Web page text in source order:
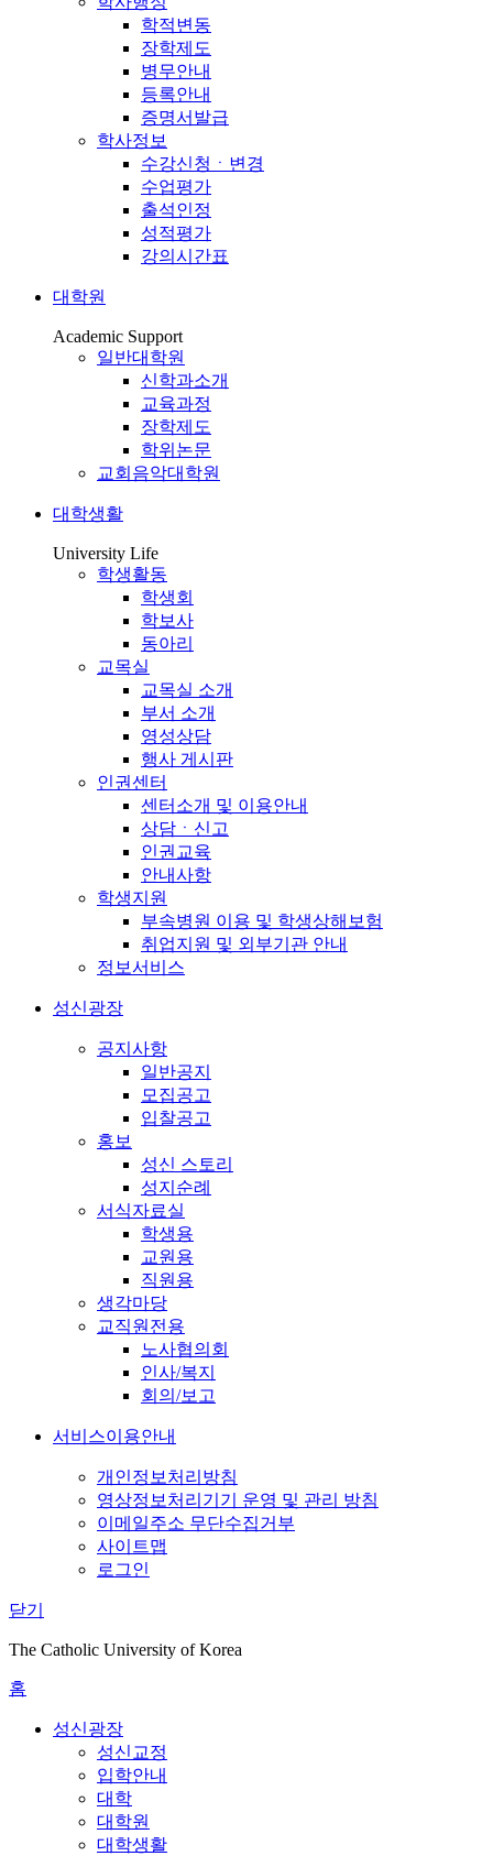
학적변동
장학제도
병무안내
등록안내
증명서발급
학사정보
수강신청ㆍ변경
수업평가
출석인정
성적평가
강의시간표
대학원
Academic Support
일반대학원
신학과소개
교육과정
장학제도
학위논문
교회음악대학원
대학생활
University Life
학생활동
학생회
학보사
동아리
교목실
교목실 소개
부서 소개
영성상담
행사 게시판
인권센터
센터소개 및 이용안내
상담ㆍ신고
인권교육
안내사항
학생지원
부속병원 이용 및 학생상해보험
취업지원 및 외부기관 안내
정보서비스
성신광장
공지사항
일반공지
모집공고
입찰공고
홍보
성신 스토리
성지순례
서식자료실
학생용
교원용
직원용
생각마당
교직원전용
노사협의회
인사/복지
회의/보고
서비스이용안내
개인정보처리방침
영상정보처리기기 운영 및 관리 방침
이메일주소 무단수집거부
사이트맵
로그인
닫기
The Catholic University of Korea
홈
성신광장
성신교정
입학안내
대학
대학원
대학생활